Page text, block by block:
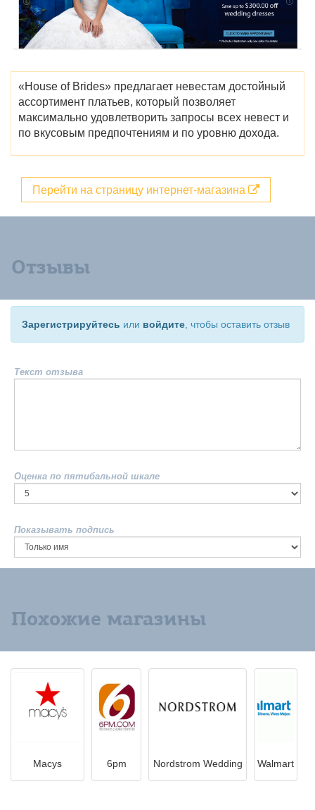
«House of Brides» предлагает невестам достойный
ассортимент платьев, который позволяет
максимально удовлетворить запросы всех невест и
по вкусовым предпочтениям и по уровню дохода.
Перейти на страницу интернет-магазина
Отзывы
Зарегистрируйтесь или войдите , чтобы оставить отзыв
Текст отзыва
Оценка по пятибальной шкале
Показывать подпись
Похожие магазины
Macys 6pm Nordstrom Wedding Walmart